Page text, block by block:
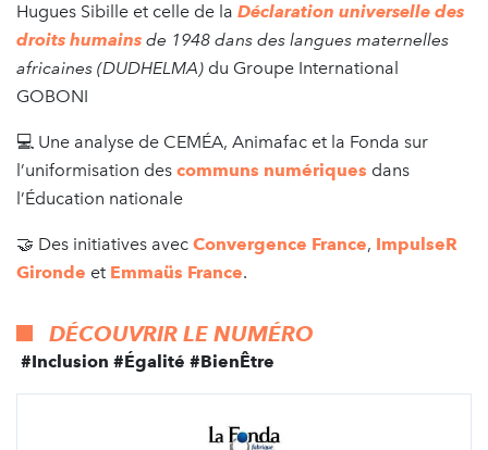
Hugues Sibille et celle de la Déclaration universelle des
droits humains de 1948 dans des langues maternelles
africaines (DUDHELMA) du Groupe International
GOBONI
💻 Une analyse de CEMÉA, Animafac et la Fonda sur
l’uniformisation des communs numériques dans
l’Éducation nationale
🤝 Des initiatives avec Convergence France, ImpulseR
Gironde et Emmaüs France.
DÉCOUVRIR LE NUMÉRO
#Inclusion #Égalité #BienÊtre